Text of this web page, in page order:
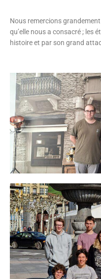
Nous remercions
qu’elle nous a consacré ; les
histoire et par son grand